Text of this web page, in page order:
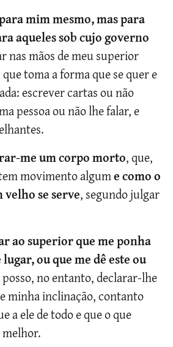
mim mesmo, mas para
aqueles sob cujo governo
nas mãos de meu superior
toma a forma que se quer e
escrever cartas ou não
pessoa ou não lhe falar, e
me um corpo morto, que,
movimento algume como o
velho se serve, segundo julgar
ao superior que me ponha
ou que me dê este ou
posso, no entanto, declarar-lhe
minha inclinação, contanto
a ele de todo e que o que